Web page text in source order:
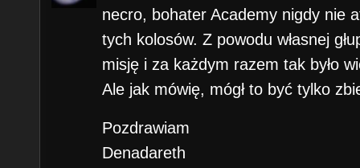
necro, bohater Academy nigdy nie
tych kolosów. Z powodu własnej
misję i za każdym razem tak było
Ale jak mówię, mógł to być tylko
Pozdrawiam
Denadareth